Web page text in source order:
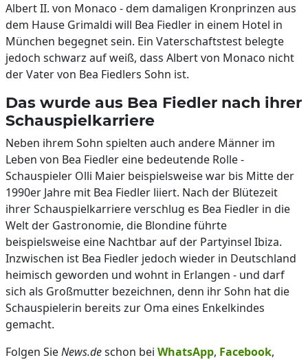
Albert II. von Monaco - dem damaligen Kronprinzen aus
dem Hause Grimaldi will Bea Fiedler in einem Hotel in
München begegnet sein. Ein Vaterschaftstest belegte
jedoch schwarz auf weiß, dass Albert von Monaco nicht
der Vater von Bea Fiedlers Sohn ist.
Das wurde aus Bea Fiedler nach ihrer
Schauspielkarriere
Neben ihrem Sohn spielten auch andere Männer im
Leben von Bea Fiedler eine bedeutende Rolle -
Schauspieler Olli Maier beispielsweise war bis Mitte der
1990er Jahre mit Bea Fiedler liiert. Nach der Blütezeit
ihrer Schauspielkarriere verschlug es Bea Fiedler in die
Welt der Gastronomie, die Blondine führte
beispielsweise eine Nachtbar auf der Partyinsel Ibiza.
Inzwischen ist Bea Fiedler jedoch wieder in Deutschland
heimisch geworden und wohnt in Erlangen - und darf
sich als Großmutter bezeichnen, denn ihr Sohn hat die
Schauspielerin bereits zur Oma eines Enkelkindes
gemacht.
Folgen SieNews.deschon bei WhatsApp, Facebook,